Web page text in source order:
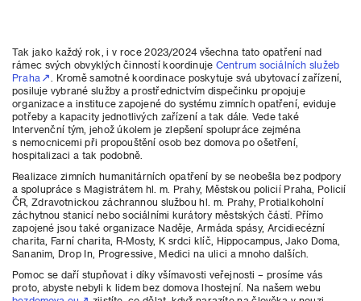
Tak jako každý rok, i v roce 2023/2024 všechna tato opatření nad
rámec svých obvyklých činností koordinuje Centrum sociálních služeb
Praha
. Kromě samotné koordinace poskytuje svá ubytovací zařízení,
posiluje vybrané služby a prostřednictvím dispečinku propojuje
organizace a instituce zapojené do systému zimních opatření, eviduje
potřeby a kapacity jednotlivých zařízení a tak dále. Vede také
Intervenční tým, jehož úkolem je zlepšení spolupráce zejména
s nemocnicemi při propouštění osob bez domova po ošetření,
hospitalizaci a tak podobně.
Realizace zimních humanitárních opatření by se neobešla bez podpory
a spolupráce s Magistrátem hl. m. Prahy, Městskou policií Praha, Policií
ČR, Zdravotnickou záchrannou službou hl. m. Prahy, Protialkoholní
záchytnou stanicí nebo sociálními kurátory městských částí. Přímo
zapojené jsou také organizace Naděje, Armáda spásy, Arcidiecézní
charita, Farní charita, R-Mosty, K srdci klíč, Hippocampus, Jako Doma,
Sananim, Drop In, Progressive, Medici na ulici a mnoho dalších.
​Pomoc se daří stupňovat i díky všímavosti veřejnosti – prosíme vás
proto, abyste nebyli k lidem bez domova lhostejní. Na našem webu